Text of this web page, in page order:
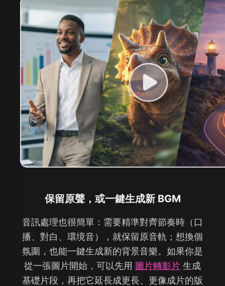
保留原聲，或一鍵生成新 BGM
音訊處理也很簡單：需要精準對齊節奏時（口
播、對白、環境音），就保留原音軌；想換個
氛圍，也能一鍵生成新的背景音樂。如果你是
從一張圖片開始，可以先用 圖片轉影片 生成
基礎片段，再把它延長成更長、更像成片的版